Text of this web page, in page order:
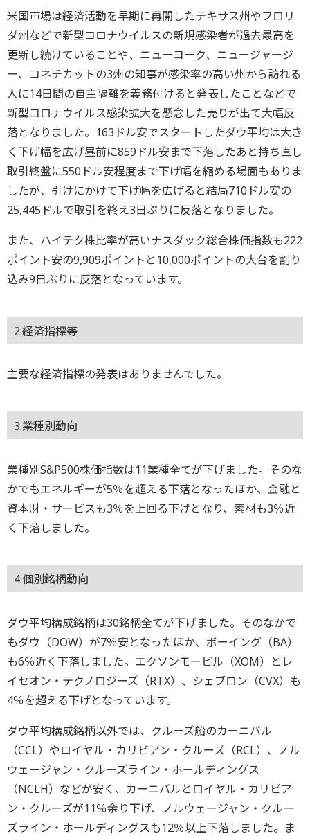
米国市場は経済活動を早期に再開したテキサス州やフロリ
ダ州などで新型コロナウイルスの新規感染者が過去最高を
更新し続けていることや、ニューヨーク、ニュージャージ
ー、コネチカットの3州の知事が感染率の高い州から訪れる
人に14日間の自主隔離を義務付けると発表したことなどで
新型コロナウイルス感染拡大を懸念した売りが出て大幅反
落となりました。163ドル安でスタートしたダウ平均は大き
く下げ幅を広げ昼前に859ドル安まで下落したあと持ち直し
取引終盤に550ドル安程度まで下げ幅を縮める場面もありま
したが、引けにかけて下げ幅を広げると結局710ドル安の
25,445ドルで取引を終え3日ぶりに反落となりました。
また、ハイテク株比率が高いナスダック総合株価指数も222
ポイント安の9,909ポイントと10,000ポイントの大台を割り
込み9日ぶりに反落となっています。
2.経済指標等
主要な経済指標の発表はありませんでした。
3.業種別動向
業種別S&P500株価指数は11業種全てが下げました。そのな
かでもエネルギーが5％を超える下落となったほか、金融と
資本財・サービスも3％を上回る下げとなり、素材も3％近
く下落しました。
4.個別銘柄動向
ダウ平均構成銘柄は30銘柄全てが下げました。そのなかで
もダウ（DOW）が7％安となったほか、ボーイング（BA）
も6％近く下落しました。エクソンモービル（XOM）とレ
イセオン・テクノロジーズ（RTX）、シェブロン（CVX）も
4％を超える下げとなっています。
ダウ平均構成銘柄以外では、クルーズ船のカーニバル
（CCL）やロイヤル・カリビアン・クルーズ（RCL）、ノル
ウェージャン・クルーズライン・ホールディングス
（NCLH）などが安く、カーニバルとロイヤル・カリビア
ン・クルーズが11％余り下げ、ノルウェージャン・クルー
ズライン・ホールディングスも12％以上下落しました。ま